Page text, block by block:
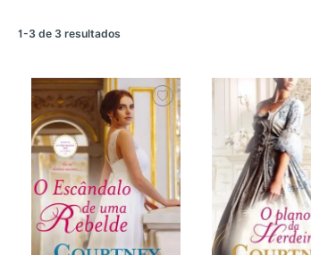
1-3 de 3 resultados